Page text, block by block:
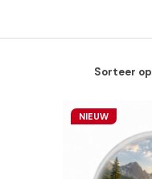
Sorteer op
NIEUW